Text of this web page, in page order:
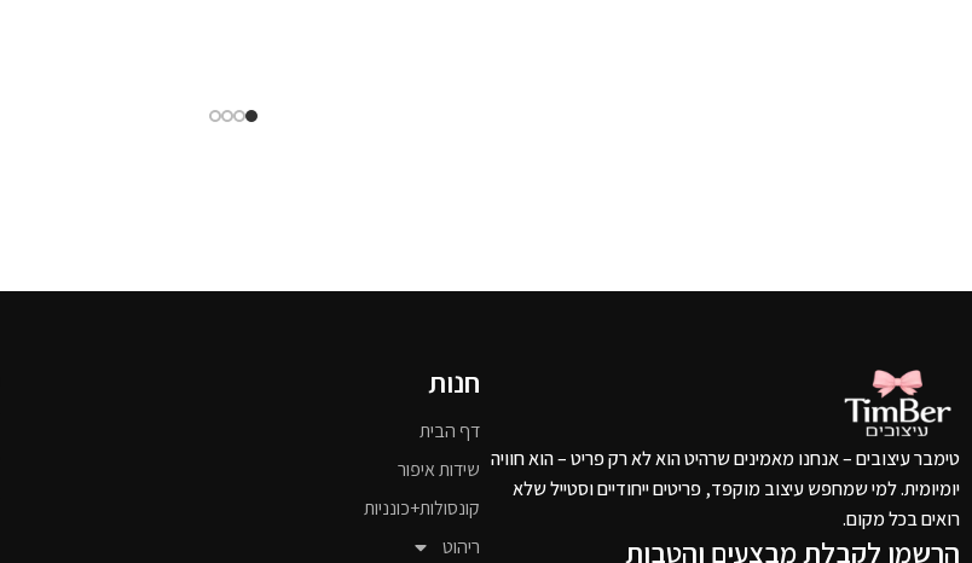
טימבר עיצובים – אנחנו מאמינים שרהיט הוא לא רק פריט – הוא חוויה
יומיומית. למי שמחפש עיצוב מוקפד, פריטים ייחודיים וסטייל שלא
רואים בכל מקום.
הרשמו לקבלת מבצעים והטבות
חנות
דף הבית
שידות איפור
קונסולות+כונניות
ריהוט